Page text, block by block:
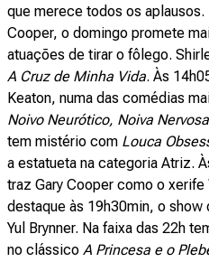
que merece todos os aplausos.
Cooper, o domingo promete
atuações de tirar o fôlego.
A Cruz de Minha Vida. Às
Keaton, numa das comédias
Noivo Neurótico, Noiva Nervosa
tem mistério com Louca
a estatueta na categoria Atriz.
traz Gary Cooper como o xerife
destaque às 19h30min, o
Yul Brynner. Na faixa das 22h
no clássico A Princesa e o